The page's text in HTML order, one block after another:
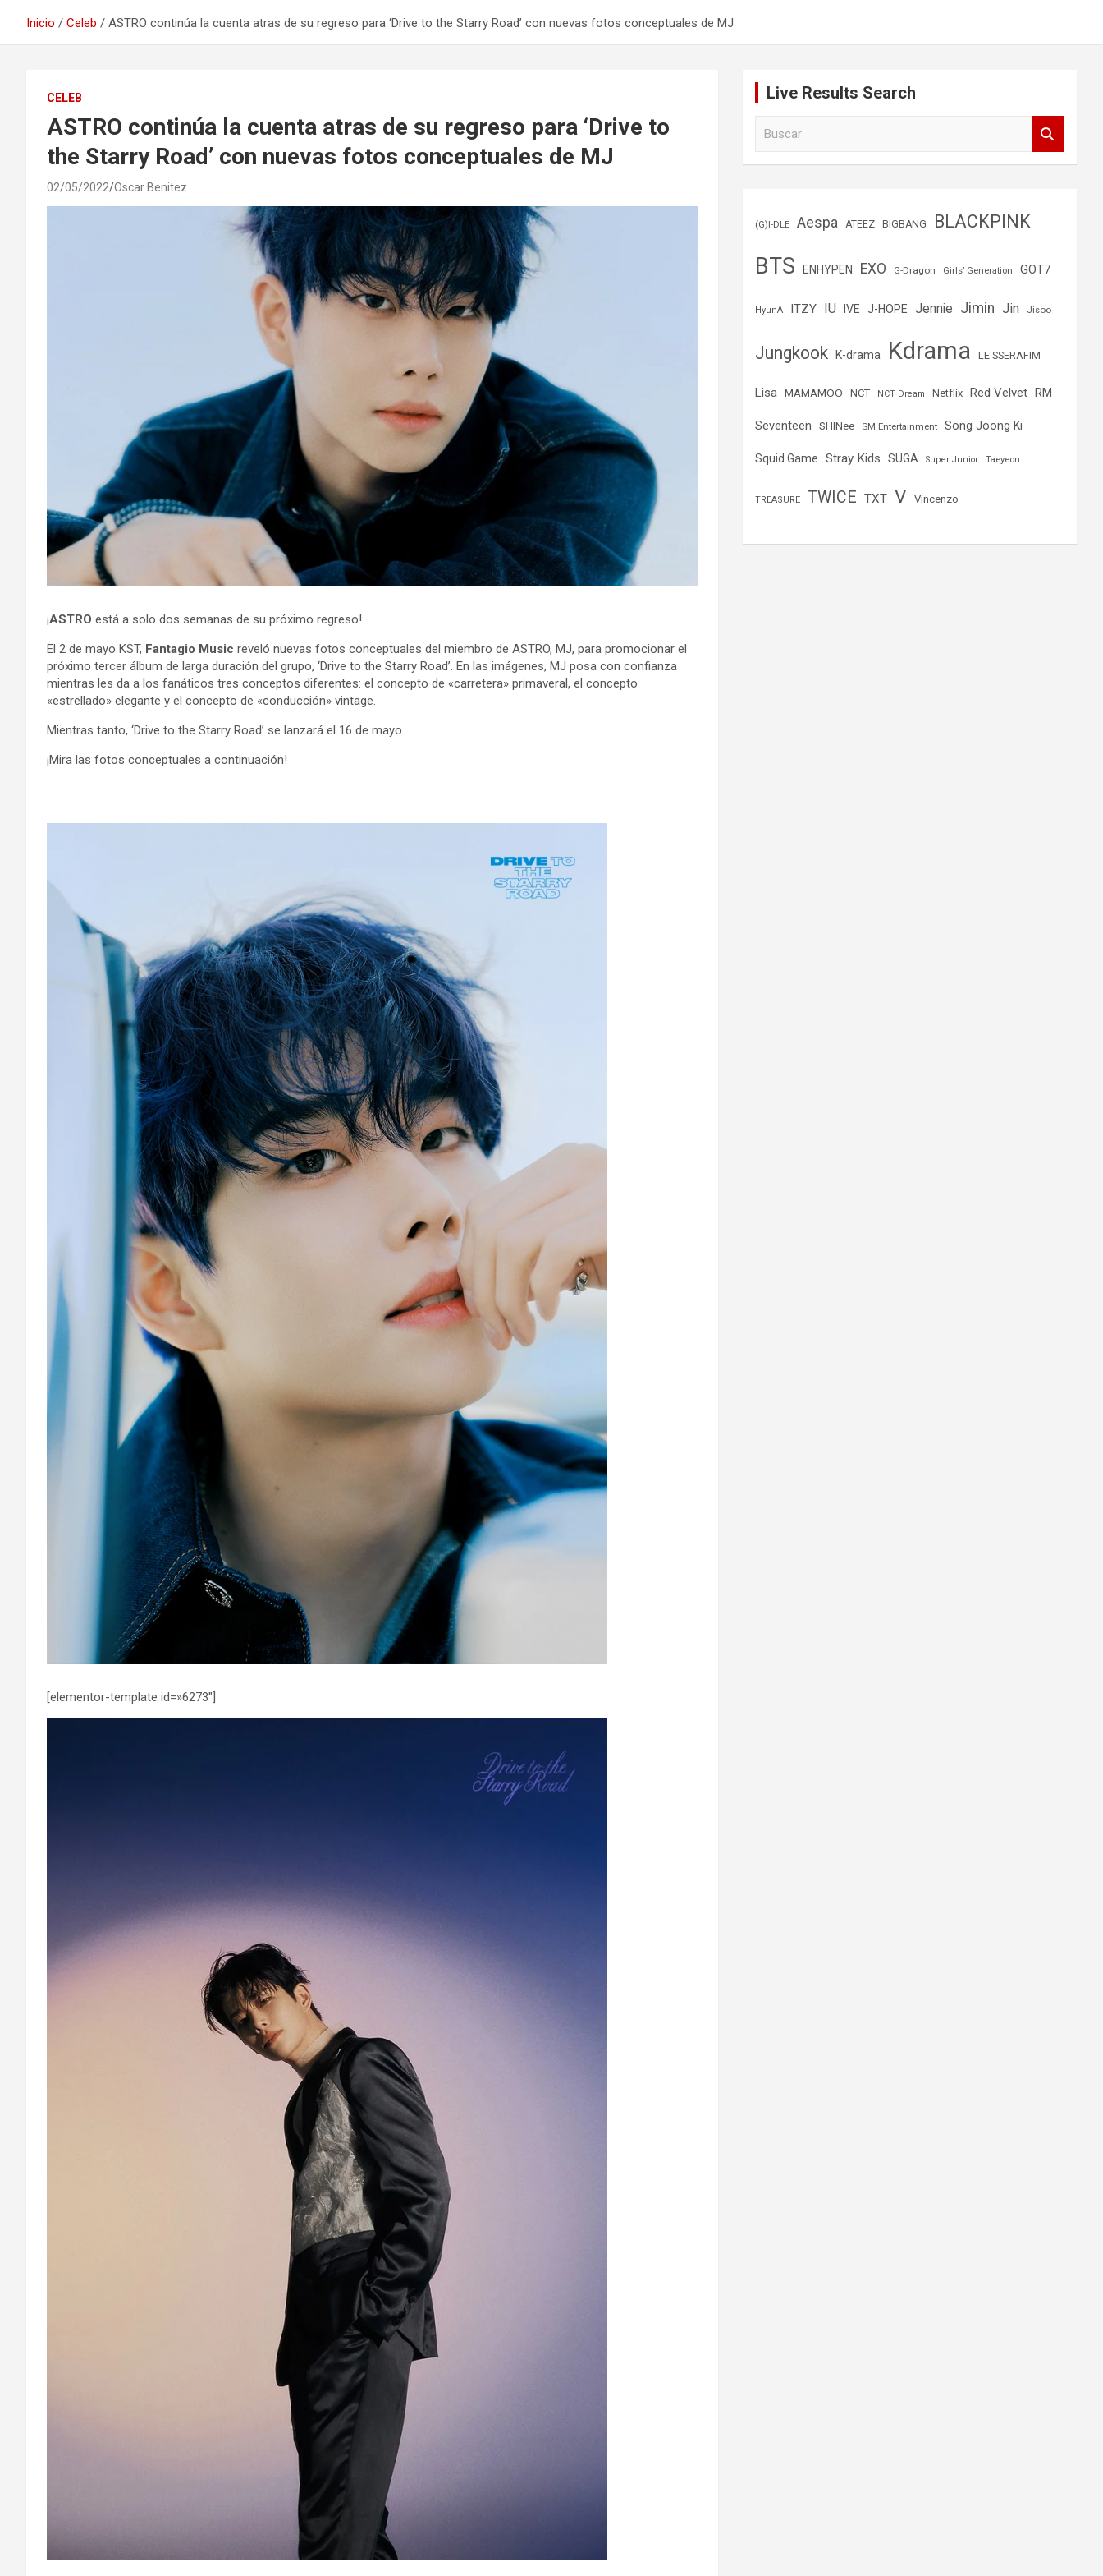
Inicio Celeb ASTRO continúa la cuenta atras de su regreso para ‘Drive to the Starry Road’ con nuevas fotos conceptuales de MJ
CELEB
ASTRO continúa la cuenta atras de su regreso para ‘Drive to
the Starry Road’ con nuevas fotos conceptuales de MJ
02/05/2022 Oscar Benitez
¡ASTRO está a solo dos semanas de su próximo regreso!
El 2 de mayo KST, Fantagio Music reveló nuevas fotos conceptuales del miembro de ASTRO, MJ, para promocionar el
próximo tercer álbum de larga duración del grupo, ‘Drive to the Starry Road’. En las imágenes, MJ posa con confianza
mientras les da a los fanáticos tres conceptos diferentes: el concepto de «carretera» primaveral, el concepto
«estrellado» elegante y el concepto de «conducción» vintage.
Mientras tanto, ‘Drive to the Starry Road’ se lanzará el 16 de mayo.
¡Mira las fotos conceptuales a continuación!
[elementor-template id=»6273″]
Live Results Search
(G)I-DLE Aespa ATEEZ BIGBANG BLACKPINK
BTS ENHYPEN EXO G-Dragon Girls’ Generation GOT7
HyunA ITZY IU IVE J-HOPE Jennie Jimin Jin Jisoo
Jungkook K-drama Kdrama LE SSERAFIM
Lisa MAMAMOO NCT NCT Dream Netflix Red Velvet RM
Seventeen SHINee SM Entertainment Song Joong Ki
Squid Game Stray Kids SUGA Super Junior Taeyeon
TREASURE TWICE TXT V Vincenzo